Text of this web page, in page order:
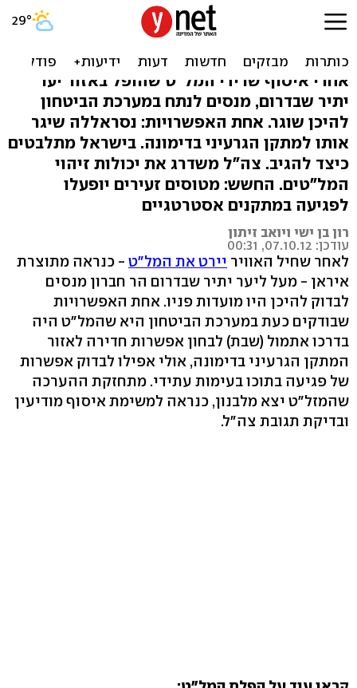
ישראל בודקת: המל"ט היה
בדרך לדימונה?
אחרי איסוף שרידי המל"ט שהופל באזור יער
יתיר שבדרום, מנסים לנתח במערכת הביטחון
להיכן שוגר. אחת האפשרויות: נסראללה שיגר
אותו למתקן הגרעיני בדימונה. בישראל מתלבטים
כיצד להגיב. צה"ל משדרג את יכולות זיהוי
המל"טים. החשש: מטוסים זעירים יופעלו
לפגיעה במתקנים אסטרטגיים
רון בן ישי ויואב זיתון
עודכן: 07.10.12, 00:31
לאחר שחיל האוויר יירט את המל"ט - כנראה מתוצרת
איראן - מעל ליער יתיר שבדרום הר חברון מנסים
לבדוק להיכן היו מועדות פניו. אחת האפשרויות
שבודקים כעת במערכת הביטחון היא שהמל"ט היה
בדרכו אתמול (שבת) לבחון אפשרות חדירה לאזור
המתקן הגרעיני בדימונה, אולי אפילו לבדוק אפשרות
של פגיעה בתוכו בעימות עתידי. מתחזקת ההערכה
שהמזל"ט יצא מלבנון, כנראה למשימת איסוף מודיעין
ובדיקת תגובת צה"ל.